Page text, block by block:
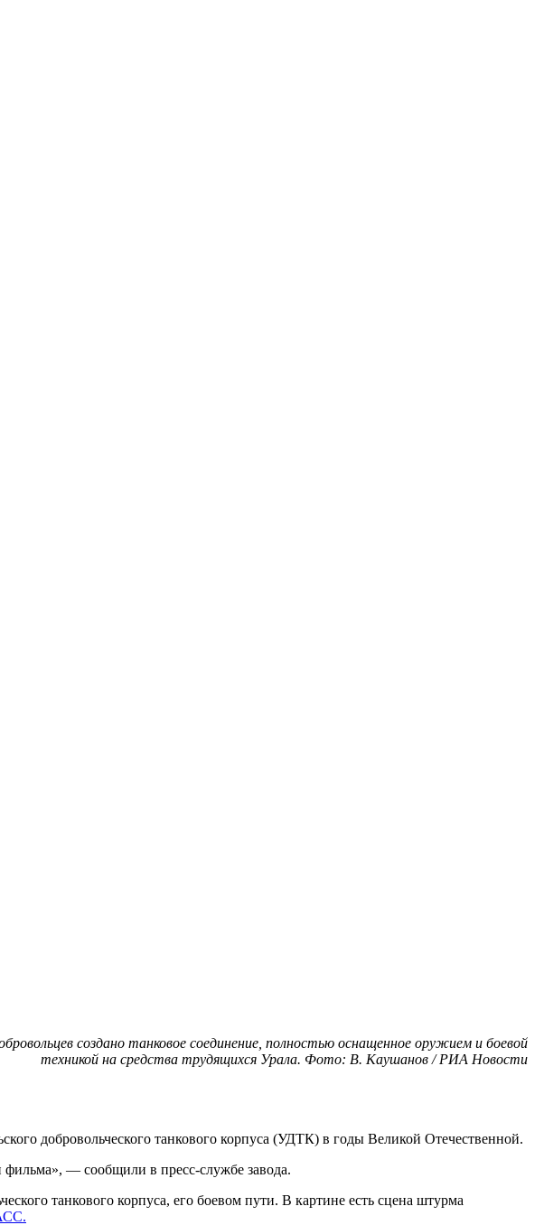
создано танковое соединение, полностью оснащенное оружием и боевой
техникой на средства трудящихся Урала. Фото: В. Каушанов / РИА Новости
добровольческого танкового корпуса (УДТК) в годы Великой Отечественной.
фильма», — сообщили в пресс-службе завода.
танкового корпуса, его боевом пути. В картине есть сцена штурма